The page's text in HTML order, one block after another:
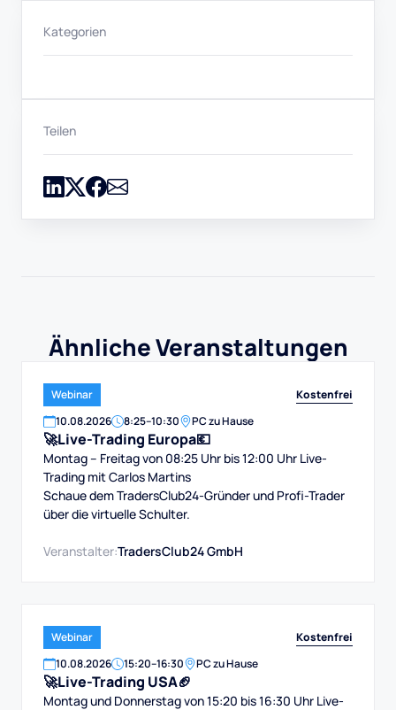
Kategorien
Teilen
Ähnliche Veranstaltungen
Webinar
Kostenfrei
10.08.2026 8:25–10:30 PC zu Hause
🚀Live-Trading Europa💶
Montag – Freitag von 08:25 Uhr bis 12:00 Uhr Live-
Trading mit Carlos Martins
Schaue dem TradersClub24-Gründer und Profi-Trader
über die virtuelle Schulter.
Veranstalter:TradersClub24 GmbH
Webinar
Kostenfrei
10.08.2026 15:20–16:30 PC zu Hause
🚀Live-Trading USA🏈
Montag und Donnerstag von 15:20 bis 16:30 Uhr Live-